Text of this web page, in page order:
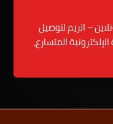
– الريم لتوصيل
التجارة الإلكترونية المتسارع،